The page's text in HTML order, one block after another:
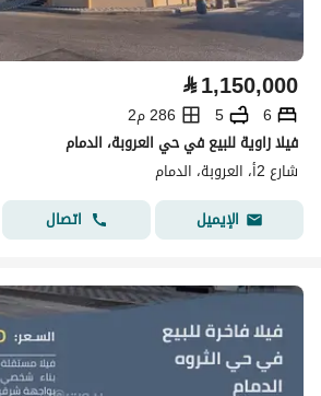
⃁1,150,000
6
5
286 م2
فيلا زاوية للبيع في حي العروبة، الدمام
شارع 2أ، العروبة، الدمام
الإيميل
اتصال